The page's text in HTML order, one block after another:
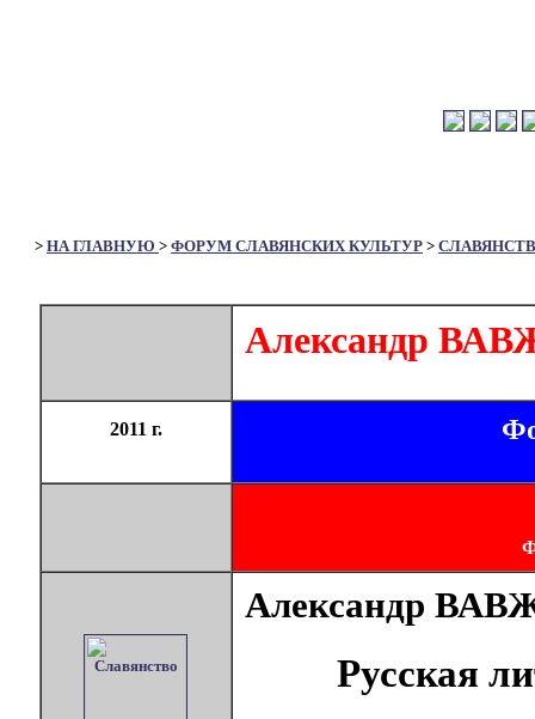
> НА ГЛАВНУЮ > ФОРУМ СЛАВЯНСКИХ КУЛЬТУР >
Александр
2011 г.
Александр
Русская